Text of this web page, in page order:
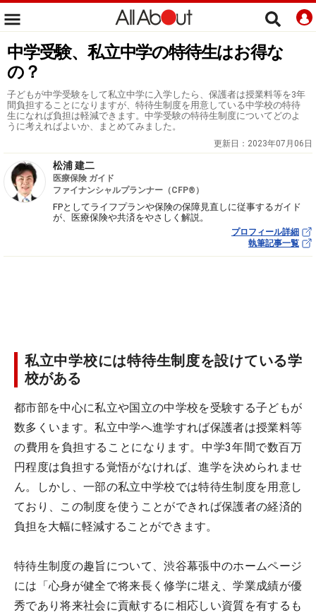
中学受験、私立中学の特待生はお得な
の？
子どもが中学受験をして私立中学に入学したら、保護者は授業料等を3年
間負担することになりますが、特待生制度を用意している中学校の特待
生になれば負担は軽減できます。中学受験の特待生制度についてどのよ
うに考えればよいか、まとめてみました。
更新日： 2023年07月06日
松浦 建二
医療保険 ガイド
ファイナンシャルプランナー（CFP®）
FPとしてライフプランや保険の保障見直しに従事するガイド
が、医療保険や共済をやさしく解説。
プロフィール詳細
執筆記事一覧
私立中学校には特待生制度を設けている学
校がある
都市部を中心に私立や国立の中学校を受験する子どもが
数多くいます。私立中学へ進学すれば保護者は授業料等
の費用を負担することになります。中学3年間で数百万
円程度は負担する覚悟がなければ、進学を決められませ
ん。しかし、一部の私立中学校では特待生制度を用意し
ており、この制度を使うことができれば保護者の経済的
負担を大幅に軽減することができます。
特待生制度の趣旨について、渋谷幕張中のホームページ
には「心身が健全で将来長く修学に堪え、学業成績が優
秀であり将来社会に貢献するに相応しい資質を有するも